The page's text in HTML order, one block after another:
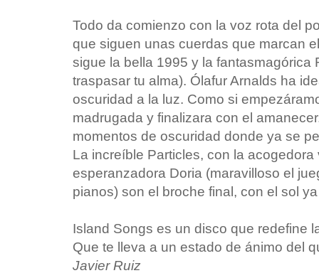
Todo da comienzo con la voz rota del
que siguen unas cuerdas que marcan
sigue la bella 1995 y la fantasmagórica
traspasar tu alma). Ólafur Arnalds ha
oscuridad a la luz. Como si
madrugada y finalizara con el
momentos de oscuridad donde ya se
La increíble Particles, con la
esperanzadora Doria (maravilloso el
pianos) son el broche final, con el sol
Island Songs es un disco que redefine
Que te lleva a un estado de ánimo del
Javier Ruiz